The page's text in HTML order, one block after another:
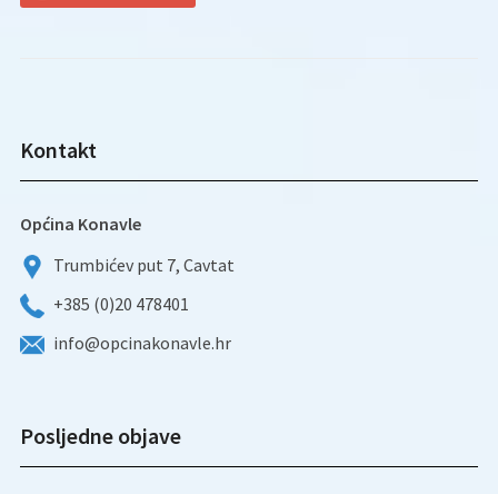
Kontakt
Općina Konavle
Trumbićev put 7, Cavtat
+385 (0)20 478401
info@opcinakonavle.hr
Posljedne objave